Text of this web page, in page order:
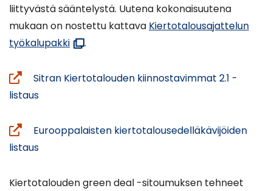
liittyvästä sääntelystä. Uutena kokonaisuutena
mukaan on nostettu kattava Kiertotalousajattelun
työkalupakki(avautuu
ikkunaan)
.
Sitran Kiertotalouden kiinnostavimmat 2.1 -
listaus(siirryt
palveluun)
Eurooppalaisten kiertotalousedelläkävijöiden
listaus
palveluun)
Kiertotalouden green deal -sitoumuksen tehneet